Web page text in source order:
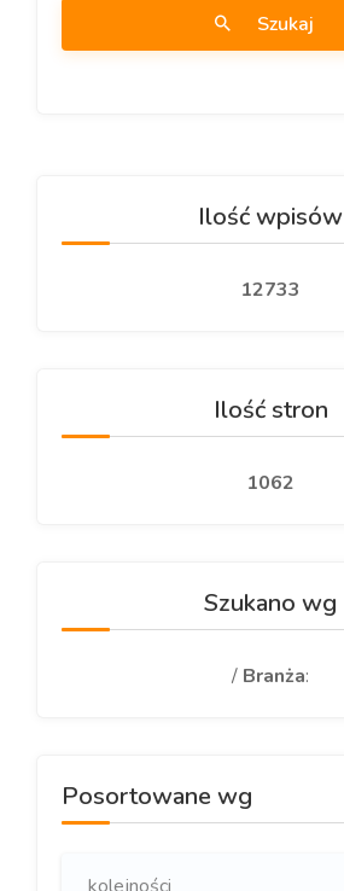
Szukaj
Ilość wpisów
12733
Ilość stron
1062
Szukano wg
/ Branża:
Posortowane wg